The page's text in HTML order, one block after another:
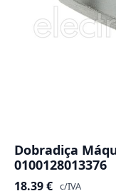
Dobradiça
0100128013376
18.39€ c/IVA